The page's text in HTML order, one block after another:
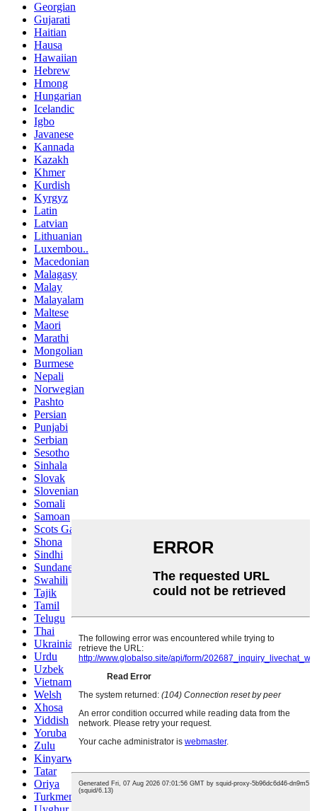
Georgian
Gujarati
Haitian
Hausa
Hawaiian
Hebrew
Hmong
Hungarian
Icelandic
Igbo
Javanese
Kannada
Kazakh
Khmer
Kurdish
Kyrgyz
Latin
Latvian
Lithuanian
Luxembou..
Macedonian
Malagasy
Malay
Malayalam
Maltese
Maori
Marathi
Mongolian
Burmese
Nepali
Norwegian
Pashto
Persian
Punjabi
Serbian
Sesotho
Sinhala
Slovak
Slovenian
Somali
Samoan
Scots Gaelic
Shona
Sindhi
Sundanese
Swahili
Tajik
Tamil
Telugu
Thai
Ukrainian
Urdu
Uzbek
Vietnamese
Welsh
Xhosa
Yiddish
Yoruba
Zulu
Kinyarwanda
Tatar
Oriya
Turkmen